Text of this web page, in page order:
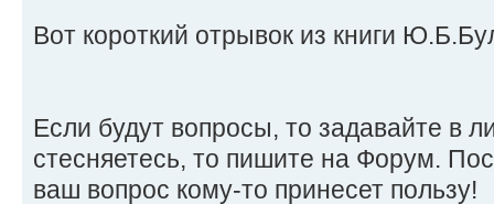
Вот короткий отрывок из книги
Если будут вопросы, то задавайте в
стесняетесь, то пишите на Форум.
ваш вопрос кому-то принесет пользу!